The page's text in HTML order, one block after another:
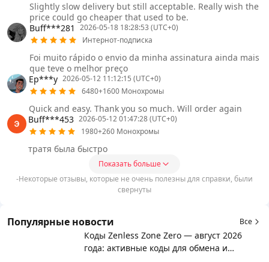
Slightly slow delivery but still acceptable. Really wish the
price could go cheaper that used to be.
Buff***281
2026-05-18 18:28:53 (UTC+0)
Интернот-подписка
Foi muito rápido o envio da minha assinatura ainda mais
que teve o melhor preço
Ep***y 2026-05-12 11:12:15 (UTC+0)
6480+1600 Монохромы
Quick and easy. Thank you so much. Will order again
Buff***453 2026-05-12 01:47:28 (UTC+0)
1980+260 Монохромы
тратя была быстро
Показать больше
-Некоторые отзывы, которые не очень полезны для справки, были
свернуты
Популярные новости Все
Коды Zenless Zone Zero — август 2026
года: активные коды для обмена и